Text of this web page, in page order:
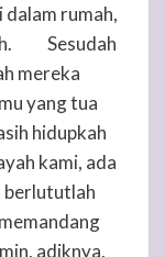
dalam rumah,
Sesudah
mereka
yang tua
hidupkah
kami, ada
berlututlah
adiknya,